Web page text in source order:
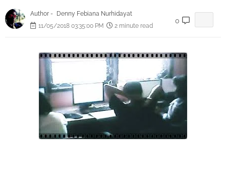
Author -
Denny Febiana Nurhidayat
11/05/2018 03:35:00 PM
2 minute read
0